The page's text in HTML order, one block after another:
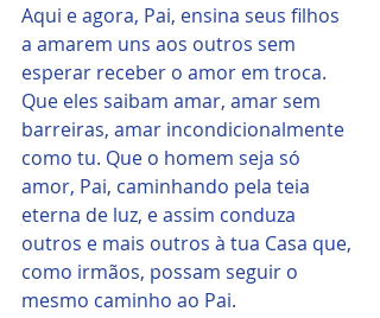
Aqui e agora, Pai, ensina seus filhos
a amarem uns aos outros sem
esperar receber o amor em troca.
Que eles saibam amar, amar sem
barreiras, amar incondicionalmente
como tu. Que o homem seja só
amor, Pai, caminhando pela teia
eterna de luz, e assim conduza
outros e mais outros à tua Casa que,
como irmãos, possam seguir o
mesmo caminho ao Pai.